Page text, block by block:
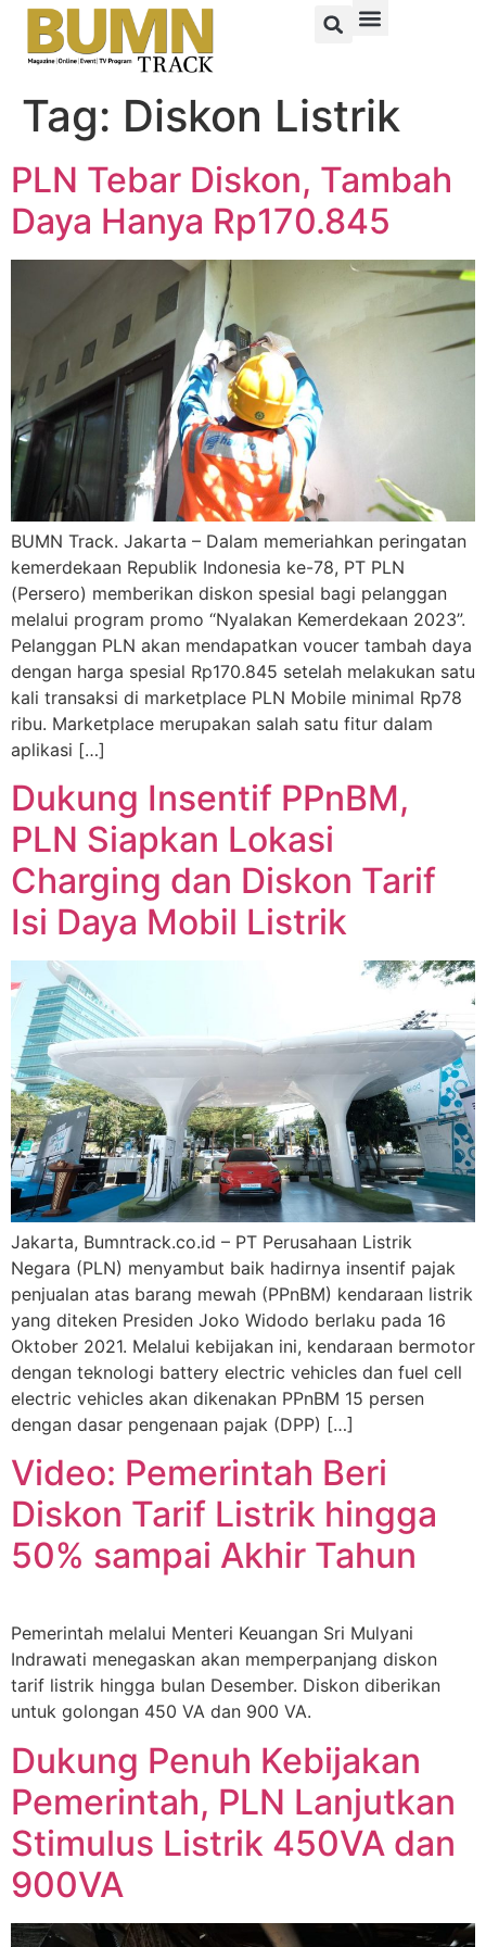
Tag: Diskon Listrik
PLN Tebar Diskon, Tambah
Daya Hanya Rp170.845
BUMN Track. Jakarta – Dalam memeriahkan peringatan
kemerdekaan Republik Indonesia ke-78, PT PLN
(Persero) memberikan diskon spesial bagi pelanggan
melalui program promo “Nyalakan Kemerdekaan 2023”.
Pelanggan PLN akan mendapatkan voucer tambah daya
dengan harga spesial Rp170.845 setelah melakukan satu
kali transaksi di marketplace PLN Mobile minimal Rp78
ribu. Marketplace merupakan salah satu fitur dalam
aplikasi […]
Dukung Insentif PPnBM,
PLN Siapkan Lokasi
Charging dan Diskon Tarif
Isi Daya Mobil Listrik
Jakarta, Bumntrack.co.id – PT Perusahaan Listrik
Negara (PLN) menyambut baik hadirnya insentif pajak
penjualan atas barang mewah (PPnBM) kendaraan listrik
yang diteken Presiden Joko Widodo berlaku pada 16
Oktober 2021. Melalui kebijakan ini, kendaraan bermotor
dengan teknologi battery electric vehicles dan fuel cell
electric vehicles akan dikenakan PPnBM 15 persen
dengan dasar pengenaan pajak (DPP) […]
Video: Pemerintah Beri
Diskon Tarif Listrik hingga
50% sampai Akhir Tahun
Pemerintah melalui Menteri Keuangan Sri Mulyani
Indrawati menegaskan akan memperpanjang diskon
tarif listrik hingga bulan Desember. Diskon diberikan
untuk golongan 450 VA dan 900 VA.
Dukung Penuh Kebijakan
Pemerintah, PLN Lanjutkan
Stimulus Listrik 450VA dan
900VA